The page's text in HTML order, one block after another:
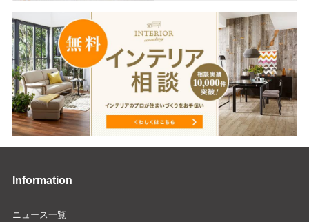
Information
ニュース一覧